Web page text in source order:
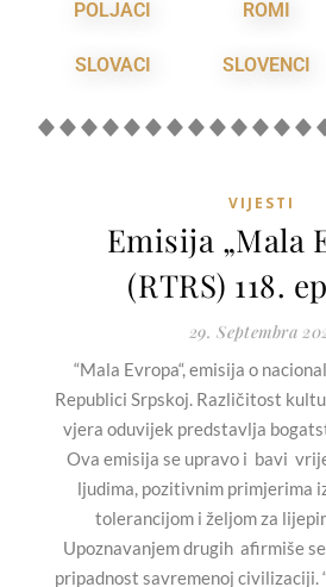
POLJACI ROMI
SLOVACI SLOVENCI
VIJESTI
Emisija „Mala
(RTRS) 118.
29. Septembra
“Mala Evropa“, emisija o
Republici Srpskoj. Različitost
vjera oduvijek predstavlja
Ova emisija se upravo i bavi
ljudima, pozitivnim primjerima
tolerancijom i željom za
Upoznavanjem drugih afirmiše
pripadnost savremenoj civilizaciji.